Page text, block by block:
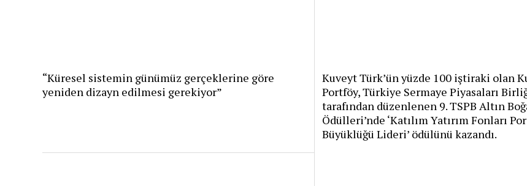
“Küresel sistemin günümüz gerçeklerine göre
yeniden dizayn edilmesi gerekiyor”
Kuveyt Türk’ün yüzde 100 iştiraki olan
Portföy, Türkiye Sermaye Piyasaları
tarafından düzenlenen 9. TSPB Altın
Ödülleri’nde ‘Katılım Yatırım Fonları
Büyüklüğü Lideri’ ödülünü kazandı.